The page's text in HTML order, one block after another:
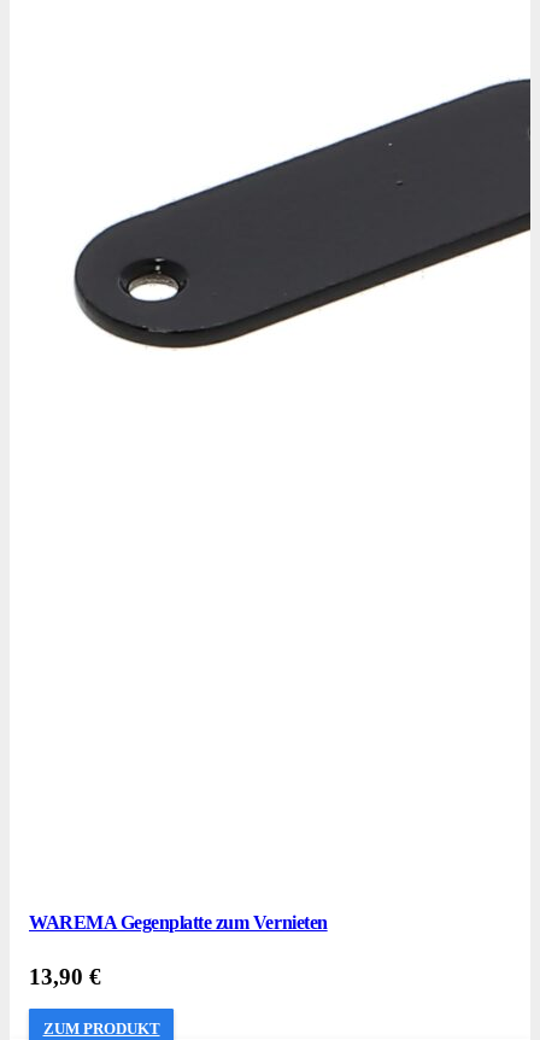
WAREMA Gegenplatte zum Vernieten
13,90 €
ZUM PRODUKT